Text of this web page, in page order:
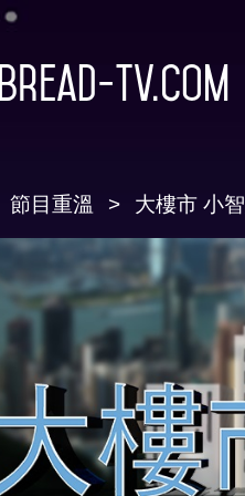
Bread-TV.com
節目重溫 大樓市 小